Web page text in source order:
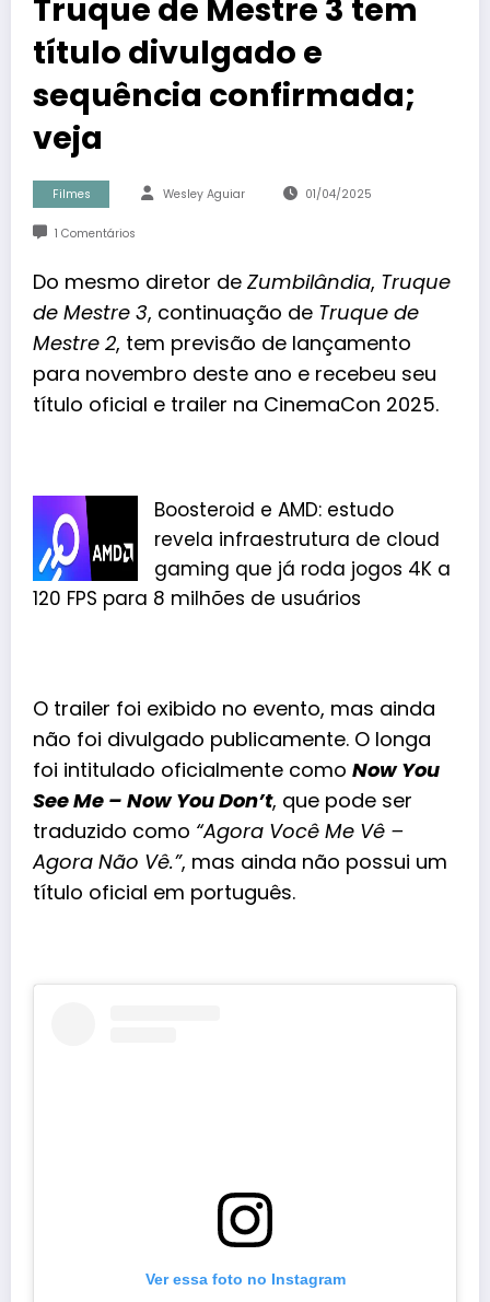
Truque de Mestre 3 tem
título divulgado e
sequência confirmada;
veja
Filmes Wesley Aguiar 01/04/2025
1 Comentários
Do mesmo diretor de Zumbilândia, Truque
de Mestre 3, continuação de Truque de
Mestre 2, tem previsão de lançamento
para novembro deste ano e recebeu seu
título oficial e trailer na CinemaCon 2025.
Boosteroid e AMD: estudo
revela infraestrutura de cloud
gaming que já roda jogos 4K a
120 FPS para 8 milhões de usuários
O trailer foi exibido no evento, mas ainda
não foi divulgado publicamente. O longa
foi intitulado oficialmente como Now You
See Me – Now You Don’t, que pode ser
traduzido como “Agora Você Me Vê –
Agora Não Vê.”, mas ainda não possui um
título oficial em português.
Ver essa foto no Instagram